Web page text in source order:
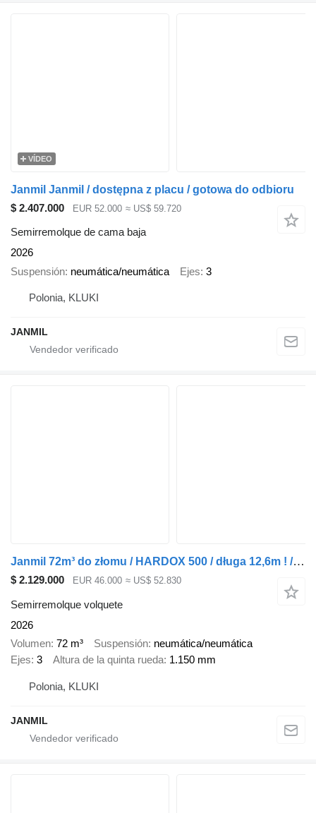
VÍDEO
Janmil Janmil / dostępna z placu / gotowa do odbioru
$ 2.407.000
EUR 52.000 ≈ US$ 59.720
Semirremolque de cama baja
2026
Suspensión neumática/neumática Ejes 3
Polonia, KLUKI
JANMIL
Janmil 72m³ do złomu / HARDOX 500 / długa 12,6m ! / LONG + BIG
$ 2.129.000 EUR 46.000 ≈ US$ 52.830
Semirremolque volquete
2026
Volumen 72 m³ Suspensión neumática/neumática
Ejes 3 Altura de la quinta rueda 1.150 mm
Polonia, KLUKI
JANMIL